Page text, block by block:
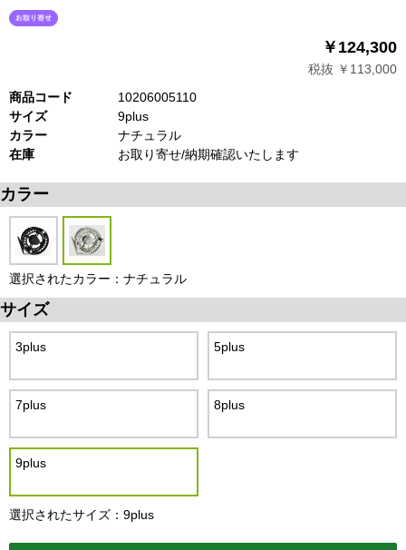
￥124,300
税抜 ￥113,000
商品コード
10206005110
サイズ
9plus
カラー
ナチュラル
在庫
お取り寄せ/納期確認いたします
カラー
選択されたカラー：ナチュラル
サイズ
3plus 5plus
7plus 8plus
9plus
選択されたサイズ：9plus